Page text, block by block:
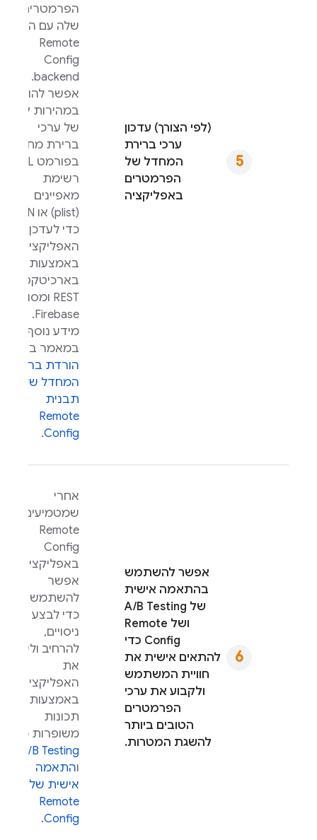
(לפי הצורך) עדכון
ערכי ברירת
המחדל של
הפרמטרים
באפליקציה
הפרמטרים
שלה עם ה-
Remote
Config
backend.
אפשר להוריד
במהירות קובץ
של ערכי
ברירת מחדל
רשימת
מאפיינים
(plist) או JSON
כדי לעדכן את
האפליקציה
בארכיטקטורת
REST ומסוף
Firebase
.
מידע נוסף זמין
במאמר בנושא
הורדת ברירות
המחדל של
תבנית
Remote
Config
.
אפשר להשתמש
בהתאמה אישית
של A/B Testing
ושל Remote
Config כדי
להתאים אישית את
חוויית המשתמש
ולקבוע את ערכי
הפרמטרים
הטובים ביותר
להשגת המטרות.
אחרי
שמטמיעים את
Remote
Config
באפליקציה,
אפשר
להשתמש בו
כדי לבצע
ניסויים,
להרחיב ולעדכן
את
האפליקציה
באמצעות
תכונות
משופרות כמו
A/B Testing
והתאמה
אישית של
Remote
Config
.